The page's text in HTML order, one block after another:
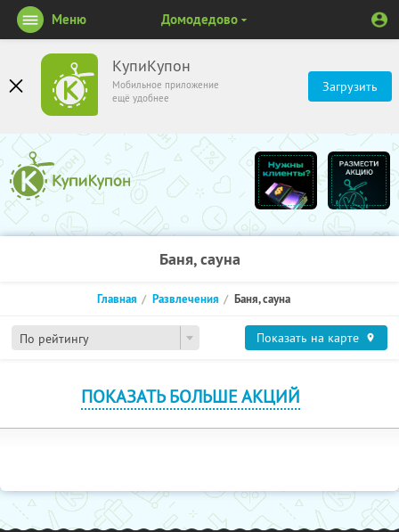
КупиКупон
Мобильное приложение
ещё удобнее
Загрузить
Меню Домодедово
Баня, сауна
По рейтингу
Главная Развлечения Баня, сауна
Показать на карте
ПОКАЗАТЬ БОЛЬШЕ АКЦИЙ